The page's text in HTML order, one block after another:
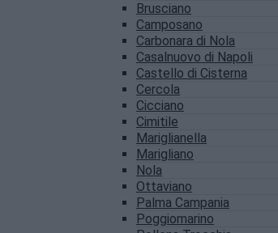
Brusciano
Camposano
Carbonara di Nola
Casalnuovo di Napoli
Castello di Cisterna
Cercola
Cicciano
Cimitile
Mariglianella
Marigliano
Nola
Ottaviano
Palma Campania
Poggiomarino